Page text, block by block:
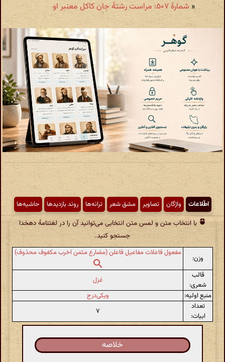
« شمارهٔ ۵۰۷: مراست رشتهٔ جان کاکل معنبر او
اطّلاعات واژگان تصاویر مشق شعر ترانه‌ها روند بازدیدها حاشیه‌ها
با انتخاب متن و لمس متن انتخابی می‌توانید آن را در لغتنامهٔ دهخدا
جستجو کنید.
وزن:
مفعول فاعلات مفاعیل فاعلن (مضارع مثمن اخرب مکفوف محذوف)
قالب
شعری:
غزل
منبع اولیه:
ویکی‌درج
تعداد
ابیات:
۷
خلاصه